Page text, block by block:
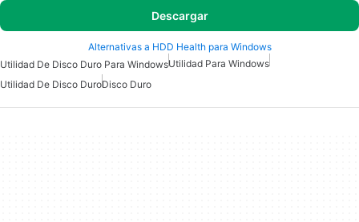
Descargar
Alternativas a HDD Health para Windows
Utilidad De Disco Duro Para WindowsUtilidad Para Windows
Utilidad De Disco DuroDisco Duro